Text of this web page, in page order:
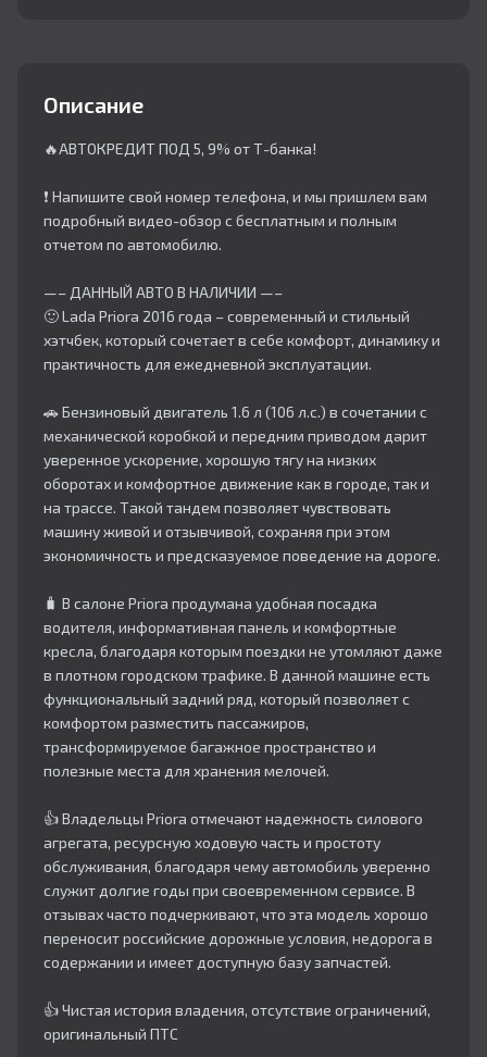
Описание
🔥АВТОКРЕДИТ ПОД 5, 9% от Т-банка!
❗ Напишите свой номер телефона, и мы пришлем вам
подробный видео-обзор с бесплатным и полным
отчетом по автомобилю.
—– ДАННЫЙ АВТО В НАЛИЧИИ —–
🙂 Lada Priora 2016 года – современный и стильный
хэтчбек, который сочетает в себе комфорт, динамику и
практичность для ежедневной эксплуатации.
🚗 Бензиновый двигатель 1.6 л (106 л.с.) в сочетании с
механической коробкой и передним приводом дарит
уверенное ускорение, хорошую тягу на низких
оборотах и комфортное движение как в городе, так и
на трассе. Такой тандем позволяет чувствовать
машину живой и отзывчивой, сохраняя при этом
экономичность и предсказуемое поведение на дороге.
🧳 В салоне Priora продумана удобная посадка
водителя, информативная панель и комфортные
кресла, благодаря которым поездки не утомляют даже
в плотном городском трафике. В данной машине есть
функциональный задний ряд, который позволяет с
комфортом разместить пассажиров,
трансформируемое багажное пространство и
полезные места для хранения мелочей.
👍 Владельцы Priora отмечают надежность силового
агрегата, ресурсную ходовую часть и простоту
обслуживания, благодаря чему автомобиль уверенно
служит долгие годы при своевременном сервисе. В
отзывах часто подчеркивают, что эта модель хорошо
переносит российские дорожные условия, недорога в
содержании и имеет доступную базу запчастей.
👍 Чистая история владения, отсутствие ограничений,
оригинальный ПТС